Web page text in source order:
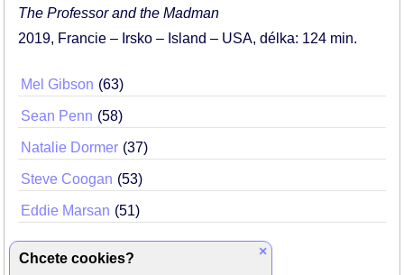
The Professor and the Madman
2019 Francie – Irsko – Island – USA délka: 124 min
Mel Gibson 63
Sean Penn 58
Natalie Dormer 37
Steve Coogan 53
Eddie Marsan 51
×
Chcete cookies?